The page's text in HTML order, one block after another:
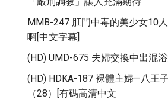
MMB-247 肛門中毒的美少女10
啊[中文字幕]
(HD) UMD-675 夫婦交換中出混
(HD) HDKA-187 裸體主婦—八王
（28）[有碼高清中文